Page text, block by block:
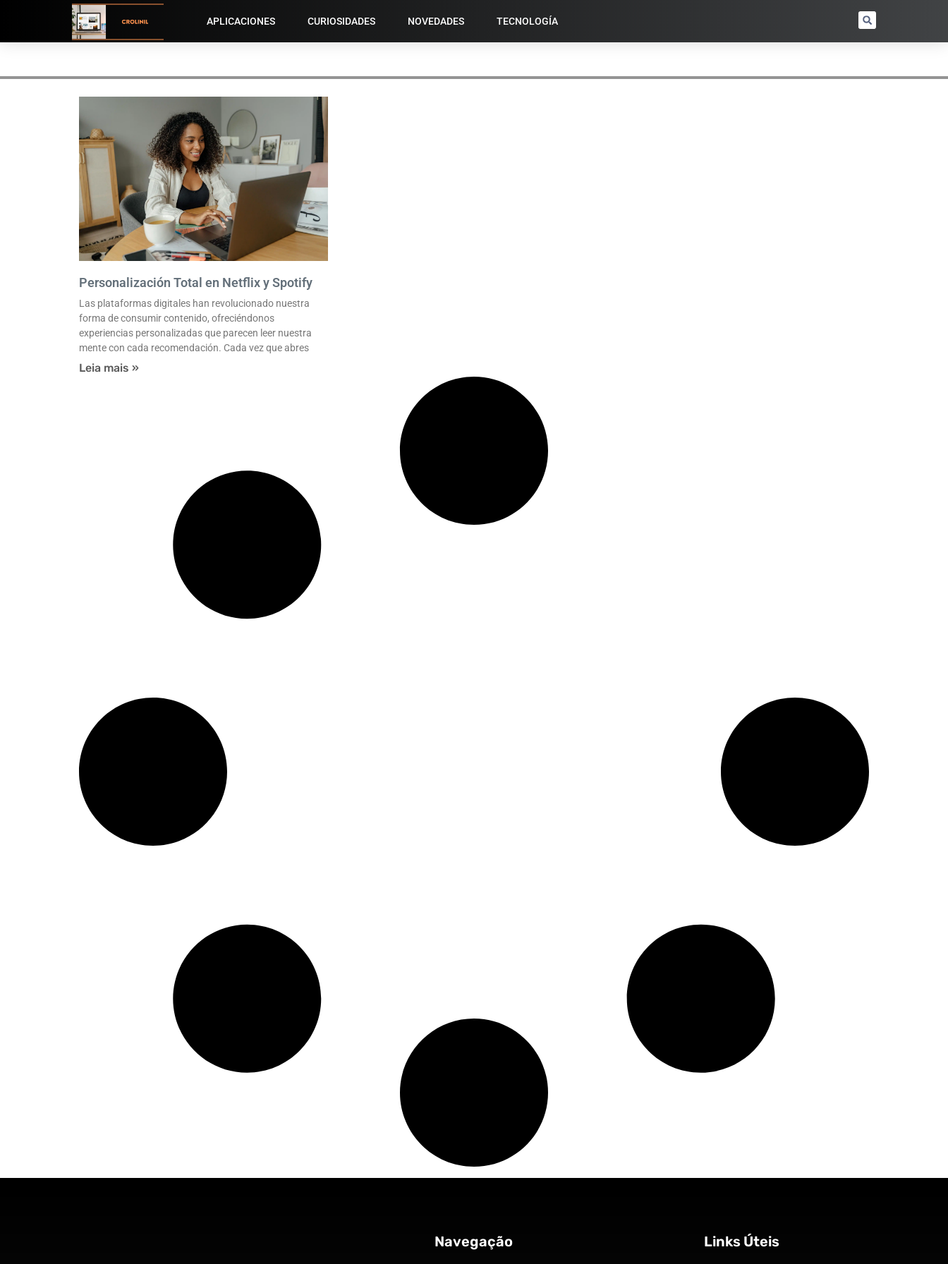
APLICACIONES CURIOSIDADES NOVEDADES TECNOLOGÍA
Personalización Total en Netflix y Spotify
Las plataformas digitales han revolucionado nuestra
forma de consumir contenido, ofreciéndonos
experiencias personalizadas que parecen leer nuestra
mente con cada recomendación. Cada vez que abres
Leia mais »
Navegação Links Úteis